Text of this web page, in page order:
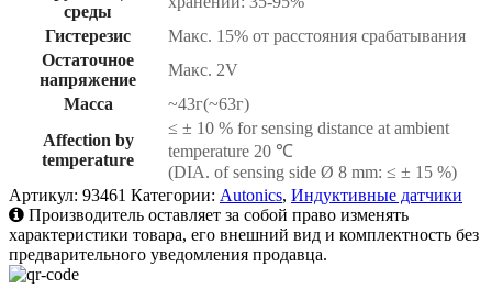
среды
Гистерезис
Макс. 15% от расстояния срабатывания
Остаточное
напряжение
Макс. 2V
Масса
~43г(~63г)
Affection by
temperature
≤ ± 10 % for sensing distance at ambient
temperature 20 ℃
(DIA. of sensing side Ø 8 mm: ≤ ± 15 %)
Артикул: 93461 Категории: Autonics, Индуктивные датчики
Производитель оставляет за собой право изменять
характеристики товара, его внешний вид и комплектность без
предварительного уведомления продавца.